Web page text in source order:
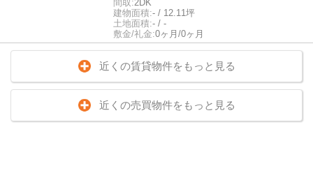
間取:2DK
建物面積:- / 12.11坪
土地面積:- / -
敷金/礼金:0ヶ月/0ヶ月
近くの賃貸物件をもっと見る
近くの売買物件をもっと見る